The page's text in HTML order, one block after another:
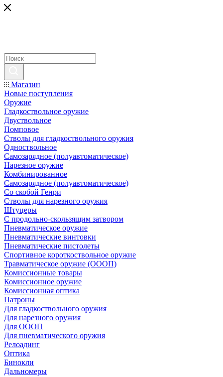
Магазин
Новые поступления
Оружие
Гладкоствольное оружие
Двуствольное
Помповое
Стволы для гладкоствольного оружия
Одноствольное
Самозарядное (полуавтоматическое)
Нарезное оружие
Комбинированное
Самозарядное (полуавтоматическое)
Со скобой Генри
Стволы для нарезного оружия
Штуцеры
С продольно-скользящим затвором
Пневматическое оружие
Пневматические винтовки
Пневматические пистолеты
Спортивное короткоствольное оружие
Травматическое оружие (ОООП)
Комиссионные товары
Комиссионное оружие
Комиссионная оптика
Патроны
Для гладкоствольного оружия
Для нарезного оружия
Для ОООП
Для пневматического оружия
Релоадинг
Оптика
Бинокли
Дальномеры